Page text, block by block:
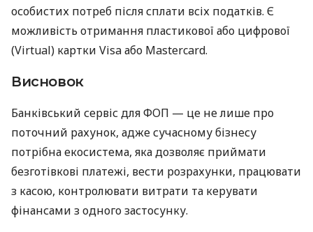
особистих потреб після сплати всіх податків. Є
можливість отримання пластикової або цифрової
(Virtual) картки Visa або Mastercard.
Висновок
Банківський сервіс для ФОП — це не лише про
поточний рахунок, адже сучасному бізнесу
потрібна екосистема, яка дозволяє приймати
безготівкові платежі, вести розрахунки, працювати
з касою, контролювати витрати та керувати
фінансами з одного застосунку.